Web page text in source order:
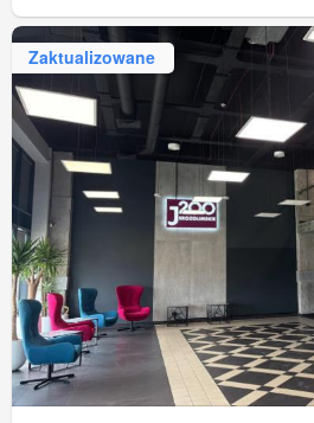
Zaktualizowane